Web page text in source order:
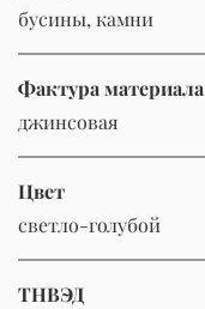
бусины, камни
Фактура материала
джинсовая
Цвет
светло-голубой
ТНВЭД